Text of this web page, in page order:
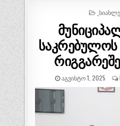
POSTED
საკრებულოს
ᲐᲒᲕᲘᲡᲢᲝ 1, 2025